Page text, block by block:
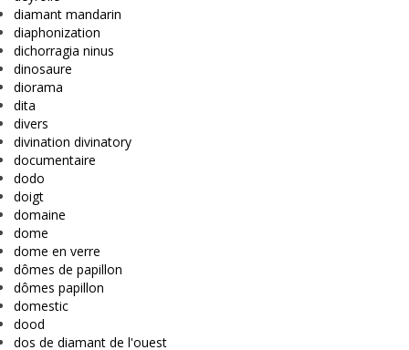
diamant mandarin
diaphonization
dichorragia ninus
dinosaure
diorama
dita
divers
divination divinatory
documentaire
dodo
doigt
domaine
dome
dome en verre
dômes de papillon
dômes papillon
domestic
dood
dos de diamant de l'ouest